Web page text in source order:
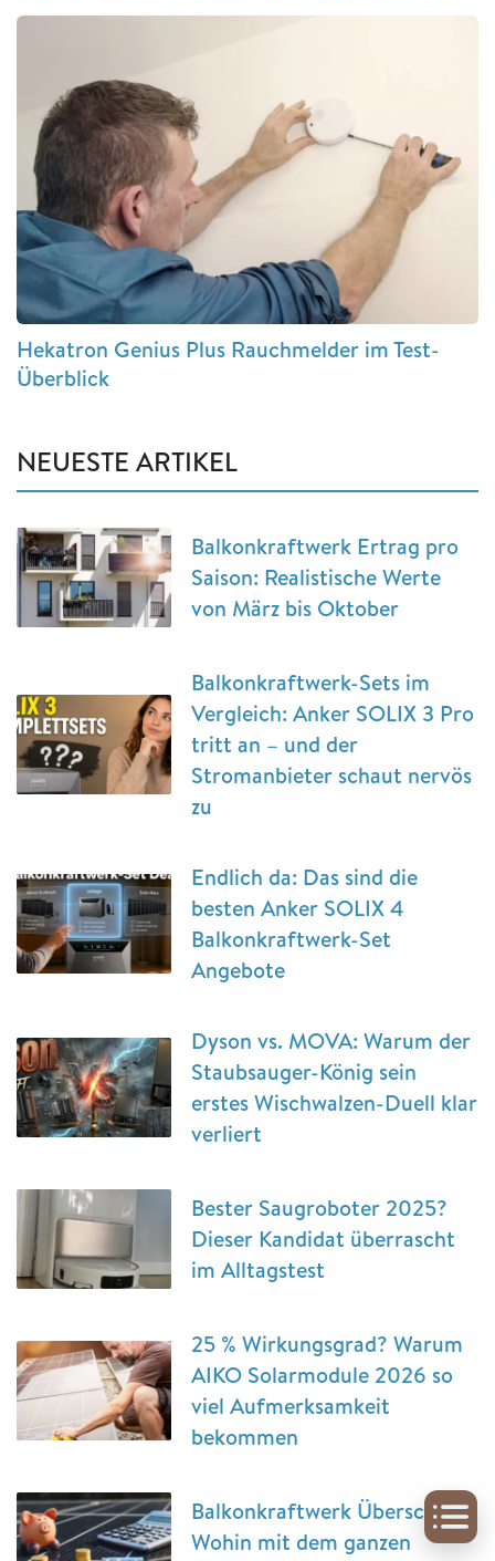
Hekatron Genius Plus Rauchmelder im Test-
Überblick
NEUESTE ARTIKEL
Balkonkraftwerk Ertrag pro
Saison: Realistische Werte
von März bis Oktober
Balkonkraftwerk-Sets im
Vergleich: Anker SOLIX 3 Pro
tritt an – und der
Stromanbieter schaut nervös
zu
Endlich da: Das sind die
besten Anker SOLIX 4
Balkonkraftwerk-Set
Angebote
Dyson vs. MOVA: Warum der
Staubsauger-König sein
erstes Wischwalzen-Duell klar
verliert
Bester Saugroboter 2025?
Dieser Kandidat überrascht
im Alltagstest
25 % Wirkungsgrad? Warum
AIKO Solarmodule 2026 so
viel Aufmerksamkeit
bekommen
Balkonkraftwerk Überschuss:
Wohin mit dem ganzen